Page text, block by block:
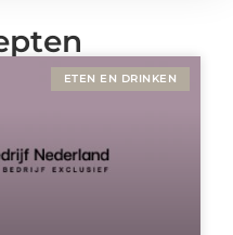
ETEN EN DRINKEN